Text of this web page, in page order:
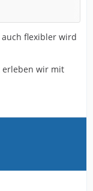
kann hat
anderen Blatt.
Spieler die
z.B. aus
Spieler dazu,
Position
auch flexibler wird
erleben wir mit